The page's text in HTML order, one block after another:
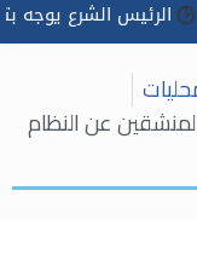
الشرع يوجه
عن النظام